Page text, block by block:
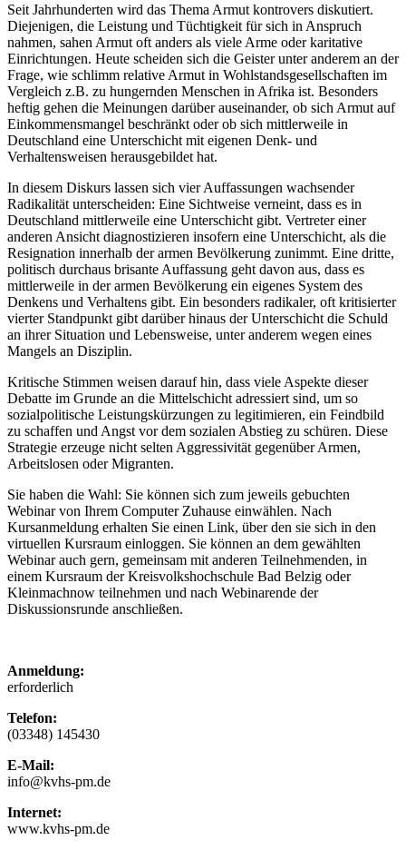
Seit Jahrhunderten wird das Thema Armut kontrovers diskutiert.
Diejenigen, die Leistung und Tüchtigkeit für sich in Anspruch
nahmen, sahen Armut oft anders als viele Arme oder karitative
Einrichtungen. Heute scheiden sich die Geister unter anderem an der
Frage, wie schlimm relative Armut in Wohlstandsgesellschaften im
Vergleich z.B. zu hungernden Menschen in Afrika ist. Besonders
heftig gehen die Meinungen darüber auseinander, ob sich Armut auf
Einkommensmangel beschränkt oder ob sich mittlerweile in
Deutschland eine Unterschicht mit eigenen Denk- und
Verhaltensweisen herausgebildet hat.
In diesem Diskurs lassen sich vier Auffassungen wachsender
Radikalität unterscheiden: Eine Sichtweise verneint, dass es in
Deutschland mittlerweile eine Unterschicht gibt. Vertreter einer
anderen Ansicht diagnostizieren insofern eine Unterschicht, als die
Resignation innerhalb der armen Bevölkerung zunimmt. Eine dritte,
politisch durchaus brisante Auffassung geht davon aus, dass es
mittlerweile in der armen Bevölkerung ein eigenes System des
Denkens und Verhaltens gibt. Ein besonders radikaler, oft kritisierter
vierter Standpunkt gibt darüber hinaus der Unterschicht die Schuld
an ihrer Situation und Lebensweise, unter anderem wegen eines
Mangels an Disziplin.
Kritische Stimmen weisen darauf hin, dass viele Aspekte dieser
Debatte im Grunde an die Mittelschicht adressiert sind, um so
sozialpolitische Leistungskürzungen zu legitimieren, ein Feindbild
zu schaffen und Angst vor dem sozialen Abstieg zu schüren. Diese
Strategie erzeuge nicht selten Aggressivität gegenüber Armen,
Arbeitslosen oder Migranten.
Sie haben die Wahl: Sie können sich zum jeweils gebuchten
Webinar von Ihrem Computer Zuhause einwählen. Nach
Kursanmeldung erhalten Sie einen Link, über den sie sich in den
virtuellen Kursraum einloggen. Sie können an dem gewählten
Webinar auch gern, gemeinsam mit anderen Teilnehmenden, in
einem Kursraum der Kreisvolkshochschule Bad Belzig oder
Kleinmachnow teilnehmen und nach Webinarende der
Diskussionsrunde anschließen.
Anmeldung:
erforderlich
Telefon:
(03348) 145430
E-Mail:
info@kvhs-pm.de
Internet:
www.kvhs-pm.de